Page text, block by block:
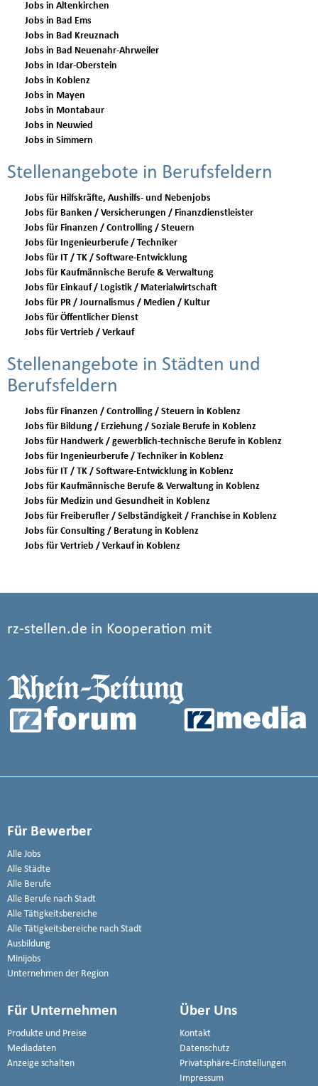
Jobs in Altenkirchen
Jobs in Bad Ems
Jobs in Bad Kreuznach
Jobs in Bad Neuenahr-Ahrweiler
Jobs in Idar-Oberstein
Jobs in Koblenz
Jobs in Mayen
Jobs in Montabaur
Jobs in Neuwied
Jobs in Simmern
Stellenangebote in Berufsfeldern
Jobs für Hilfskräfte, Aushilfs- und Nebenjobs
Jobs für Banken / Versicherungen / Finanzdienstleister
Jobs für Finanzen / Controlling / Steuern
Jobs für Ingenieurberufe / Techniker
Jobs für IT / TK / Software-Entwicklung
Jobs für Kaufmännische Berufe & Verwaltung
Jobs für Einkauf / Logistik / Materialwirtschaft
Jobs für PR / Journalismus / Medien / Kultur
Jobs für Öffentlicher Dienst
Jobs für Vertrieb / Verkauf
Stellenangebote in Städten und
Berufsfeldern
Jobs für Finanzen / Controlling / Steuern in Koblenz
Jobs für Bildung / Erziehung / Soziale Berufe in Koblenz
Jobs für Handwerk / gewerblich-technische Berufe in Koblenz
Jobs für Ingenieurberufe / Techniker in Koblenz
Jobs für IT / TK / Software-Entwicklung in Koblenz
Jobs für Kaufmännische Berufe & Verwaltung in Koblenz
Jobs für Medizin und Gesundheit in Koblenz
Jobs für Freiberufler / Selbständigkeit / Franchise in Koblenz
Jobs für Consulting / Beratung in Koblenz
Jobs für Vertrieb / Verkauf in Koblenz
rz-stellen.de in Kooperation mit
Für Bewerber
Alle Jobs
Alle Städte
Alle Berufe
Alle Berufe nach Stadt
Alle Tätigkeitsbereiche
Alle Tätigkeitsbereiche nach Stadt
Ausbildung
Minijobs
Unternehmen der Region
Für Unternehmen
Produkte und Preise
Mediadaten
Anzeige schalten
Über Uns
Kontakt
Datenschutz
Privatsphäre-Einstellungen
Impressum